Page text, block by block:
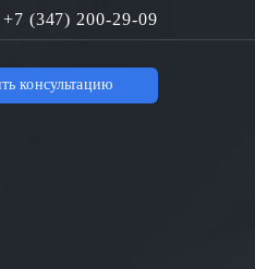
+7 (347) 200-29-09
консультацию